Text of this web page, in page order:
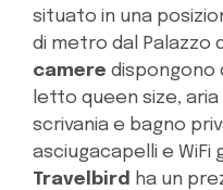
situato in una
di metro dal Palazzo
camere dispongono
letto queen size, aria
scrivania e bagno
asciugacapelli e WiFi
Travelbird
ha un